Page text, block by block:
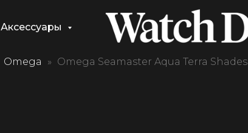
Аксессуары
Omega Omega Seamaster Aqua Terra Shades